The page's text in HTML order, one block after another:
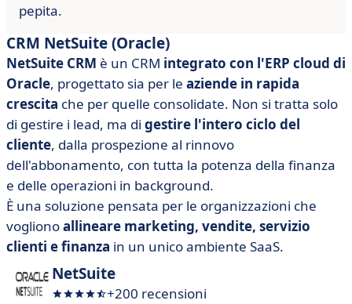
pepita.
CRM NetSuite (Oracle)
NetSuite CRM è un CRM integrato con l'ERP cloud di
Oracle, progettato sia per le aziende in rapida
crescita che per quelle consolidate. Non si tratta solo
di gestire i lead, ma di gestire l'intero ciclo del
cliente, dalla prospezione al rinnovo
dell'abbonamento, con tutta la potenza della finanza
e delle operazioni in background.
È una soluzione pensata per le organizzazioni che
voglionoallineare marketing, vendite, servizio
clienti e finanza in un unico ambiente SaaS.
NetSuite
+200 recensioni